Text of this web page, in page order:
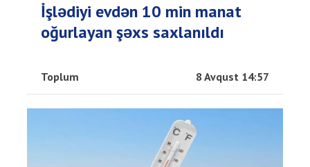
İşlədiyi evdən 10 min manat
oğurlayan şəxs saxlanıldı
Toplum 8 Avqust 14:57